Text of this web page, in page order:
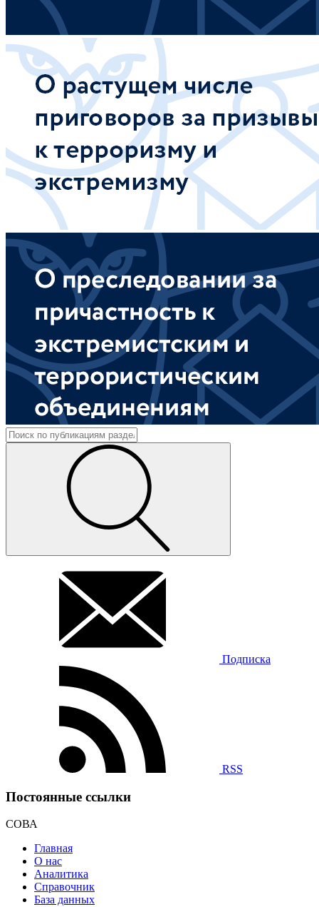
Подписка
RSS
Постоянные ссылки
СОВА
Главная
О нас
Аналитика
Справочник
База данных